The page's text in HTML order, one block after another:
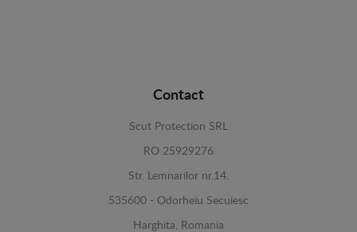
Contact
Scut Protection SRL
RO 25929276
Str. Lemnarilor nr.14.
535600 - Odorheiu Secuiesc
Harghita, Romania